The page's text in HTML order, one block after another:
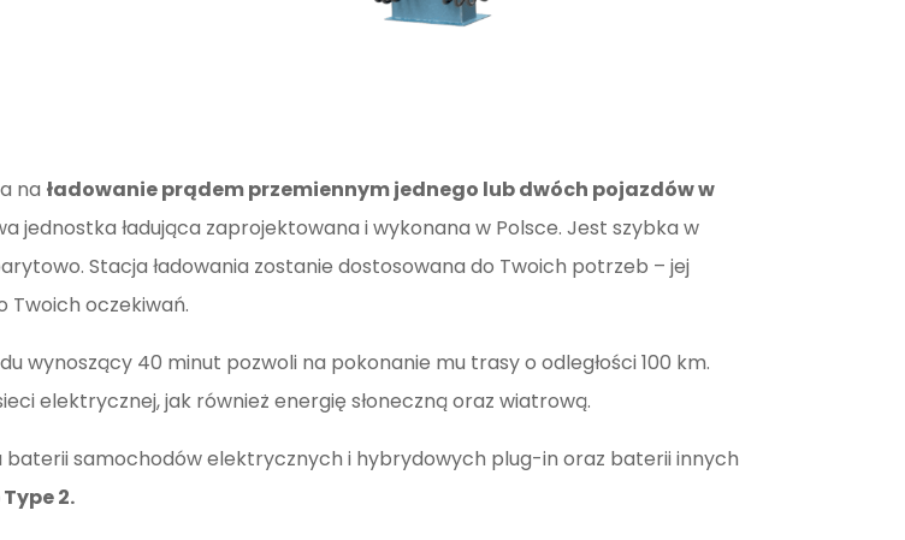
na ładowanie prądem przemiennym jednego lub dwóch pojazdów w
jednostka ładująca zaprojektowana i wykonana w Polsce. Jest szybka w
Stacja ładowania zostanie dostosowana do Twoich potrzeb – jej
Twoich oczekiwań.
wynoszący 40 minut pozwoli na pokonanie mu trasy o odległości 100 km.
elektrycznej, jak również energię słoneczną oraz wiatrową.
baterii samochodów elektrycznych i hybrydowych plug-in oraz baterii innych
2.